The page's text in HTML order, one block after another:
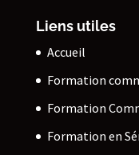
Liens utiles
Accueil
Formation
Formation
Formation en